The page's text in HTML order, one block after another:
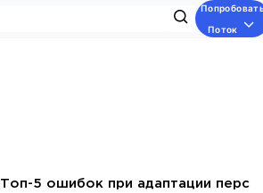
Поиск
Поток
Топ-5 ошибок при адаптации